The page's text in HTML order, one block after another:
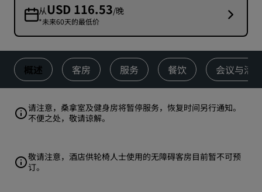
从USD 116.53/晚
*未来60天的最低价
概述 客房 服务 餐饮 会议与活动
请注意，桑拿室及健身房将暂停服务，恢复时间另行通知。
不便之处，敬请谅解。
敬请注意，酒店供轮椅人士使用的无障碍客房目前暂不可预
订。